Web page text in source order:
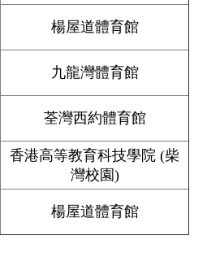
楊屋道體育館
九龍灣體育館
荃灣西約體育館
香港高等教育科技學院 (柴
灣校園)
楊屋道體育館